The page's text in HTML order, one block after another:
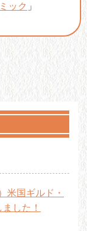
ック 」
米国ギルド・
した！